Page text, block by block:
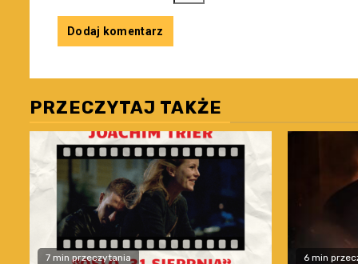
PRZECZYTAJ TAKŻE
7 min przeczytania 6 min